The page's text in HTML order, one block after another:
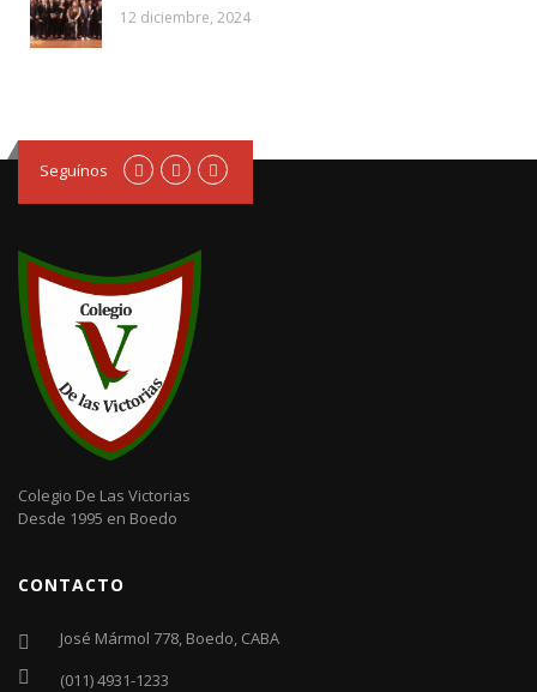
12 diciembre, 2024
Seguínos
Colegio De Las Victorias
Desde 1995 en Boedo
CONTACTO
José Mármol 778, Boedo, CABA
(011) 4931-1233